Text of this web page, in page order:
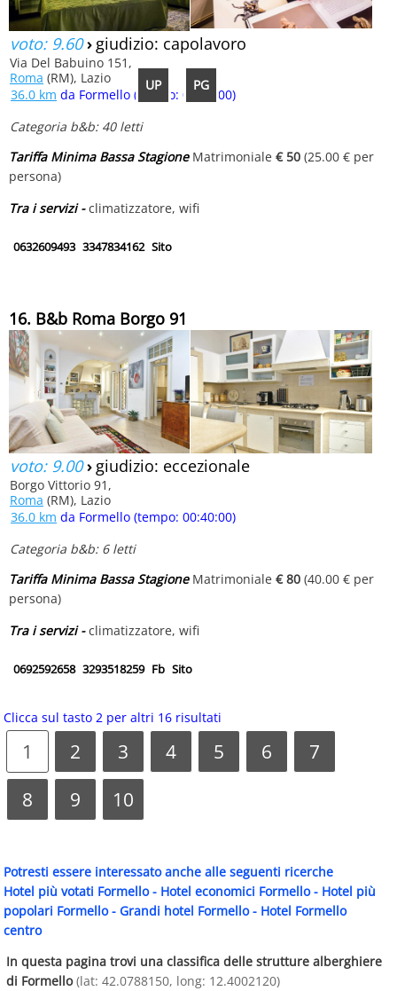
UP PG
voto: 9.60› giudizio: capolavoro
Via Del Babuino 151,
Roma (RM), Lazio
36.0 km da Formello (tempo: 00:40:00)
Categoria b&b: 40 letti
Tariffa Minima Bassa StagioneMatrimoniale € 50 (25.00 € per
persona)
Tra i servizi -climatizzatore, wifi
0632609493 3347834162 Sito
16. B&b Roma Borgo 91
voto: 9.00› giudizio: eccezionale
Borgo Vittorio 91,
Roma (RM), Lazio
36.0 km da Formello (tempo: 00:40:00)
Categoria b&b: 6 letti
Tariffa Minima Bassa StagioneMatrimoniale € 80 (40.00 € per
persona)
Tra i servizi -climatizzatore, wifi
0692592658 3293518259 Fb Sito
Clicca sul tasto 2 per altri 16 risultati
1 2 3 4 5 6
7
8
9 10
Potresti essere interessato anche alle seguenti ricerche
Hotel più votati Formello- Hotel economici Formello- Hotel più
popolari Formello- Grandi hotel Formello- Hotel Formello
centro
In questa pagina trovi una classifica delle strutture alberghiere
di Formello(lat: 42.0788150, long: 12.4002120)